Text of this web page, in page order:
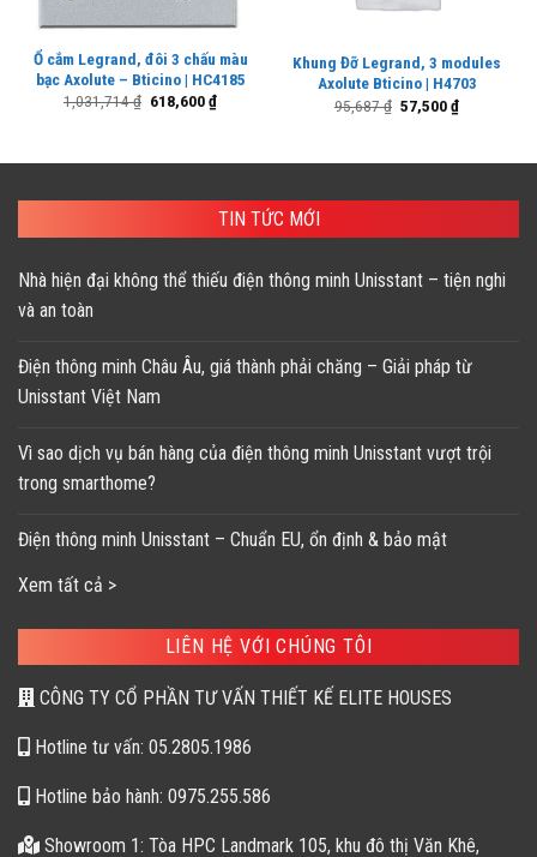
Ổ cắm Legrand, đôi 3 chấu màu
bạc Axolute – Bticino | HC4185
1,031,714₫ Giá
618,600₫Giá
618,600 ₫.
Khung Đỡ Legrand, 3 modules
Axolute Bticino | H4703
95,687₫ Giá
gốc
57,500₫Giá
57,500 ₫.
TIN TỨC MỚI
Nhà hiện đại không thể thiếu điện thông minh Unisstant – tiện nghi
và an toàn
Điện thông minh Châu Âu, giá thành phải chăng – Giải pháp từ
Unisstant Việt Nam
Vì sao dịch vụ bán hàng của điện thông minh Unisstant vượt trội
trong smarthome?
Điện thông minh Unisstant – Chuẩn EU, ổn định & bảo mật
Xem tất cả >
LIÊN HỆ VỚI CHÚNG TÔI
CÔNG TY CỔ PHẦN TƯ VẤN THIẾT KẾ ELITE HOUSES
Hotline tư vấn: 05.2805.1986
Hotline bảo hành: 0975.255.586
Showroom 1: Tòa HPC Landmark 105, khu đô thị Văn Khê,